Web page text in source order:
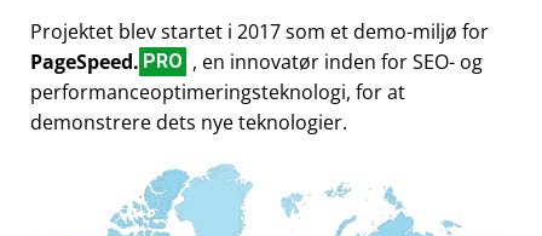
Projektet blev startet i 2017 som et demo-miljø for
PageSpeed. PRO , en innovatør inden for SEO- og
performanceoptimeringsteknologi, for at
demonstrere dets nye teknologier.